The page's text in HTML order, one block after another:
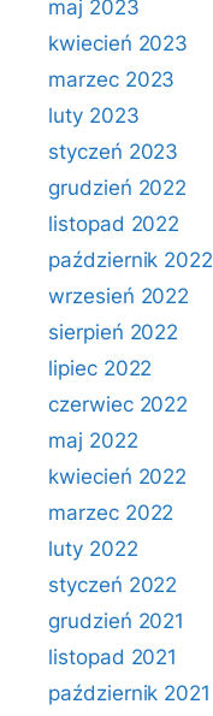
maj 2023
kwiecień 2023
marzec 2023
luty 2023
styczeń 2023
grudzień 2022
listopad 2022
październik 2022
wrzesień 2022
sierpień 2022
lipiec 2022
czerwiec 2022
maj 2022
kwiecień 2022
marzec 2022
luty 2022
styczeń 2022
grudzień 2021
listopad 2021
październik 2021